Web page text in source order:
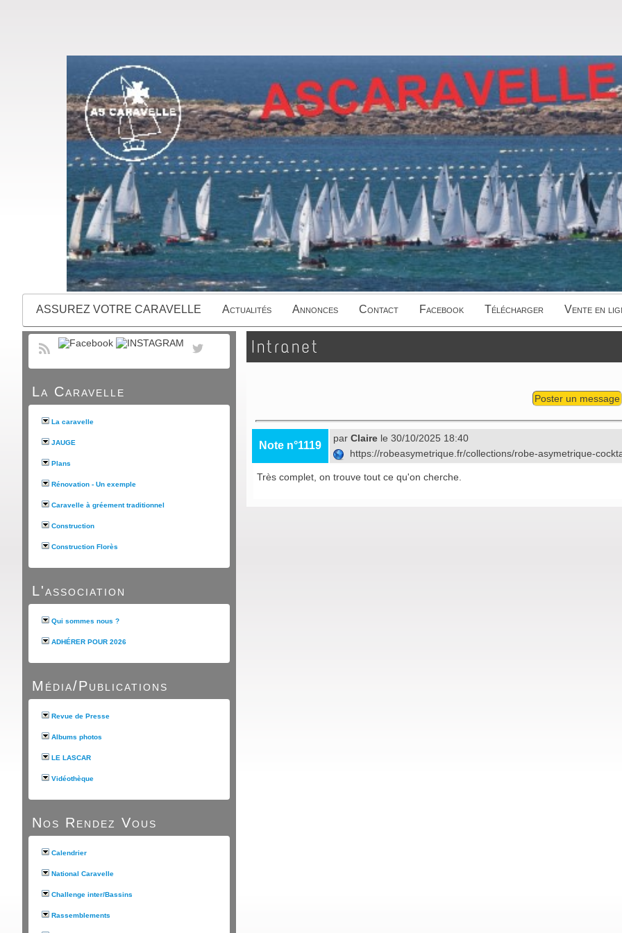
ASSUREZ VOTRE CARAVELLE Actualités Annonces Contact Facebook Télécharger Vente en
La Caravelle
La caravelle
JAUGE
Plans
Rénovation - Un exemple
Caravelle à gréement traditionnel
Construction
Construction Florès
L'association
Qui sommes nous ?
ADHÉRER POUR 2026
Média/Publications
Revue de Presse
Albums photos
LE LASCAR
Vidéothèque
Nos Rendez Vous
Calendrier
National Caravelle
Challenge inter/Bassins
Rassemblements
Intranet
Poster un message
Note n°1119
par Claire le 30/10/2025 18:40
https://robeasymetrique.fr/collections/robe-asymetrique-
Très complet, on trouve tout ce qu'on cherche.